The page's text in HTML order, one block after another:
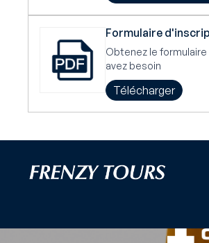
Formulaire
Obtenez le
avez besoin
Télécharger